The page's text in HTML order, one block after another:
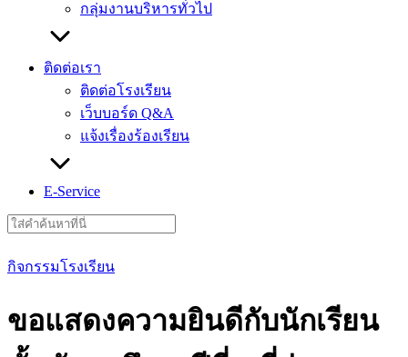
กลุ่มงานบริหารทั่วไป
ติดต่อเรา
ติดต่อโรงเรียน
เว็บบอร์ด Q&A
แจ้งเรื่องร้องเรียน
E-Service
Search
for:
กิจกรรมโรงเรียน
ขอแสดงความยินดีกับนักเรียน